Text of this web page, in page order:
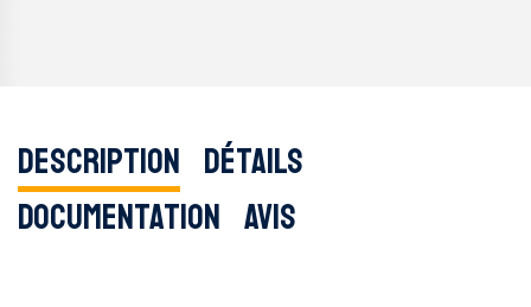
Description Détails
Documentation Avis